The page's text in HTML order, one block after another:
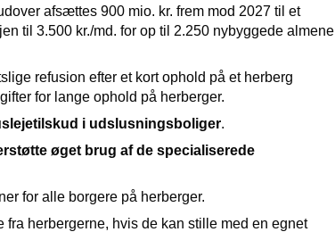
afsættes 900 mio. kr. frem mod 2027 til et
til 3.500 kr./md. for op til 2.250 nybyggede almene
refusion efter et kort ophold på et herberg
for lange ophold på herberger.
i udslusningsboliger.
øget brug af de specialiserede
for alle borgere på herberger.
herbergerne, hvis de kan stille med en egnet